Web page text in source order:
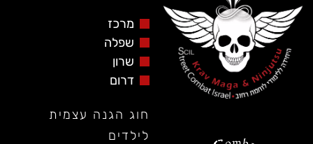
מרכז
שפלה
שרון
דרום
חוג הגנה עצמית
לילדים